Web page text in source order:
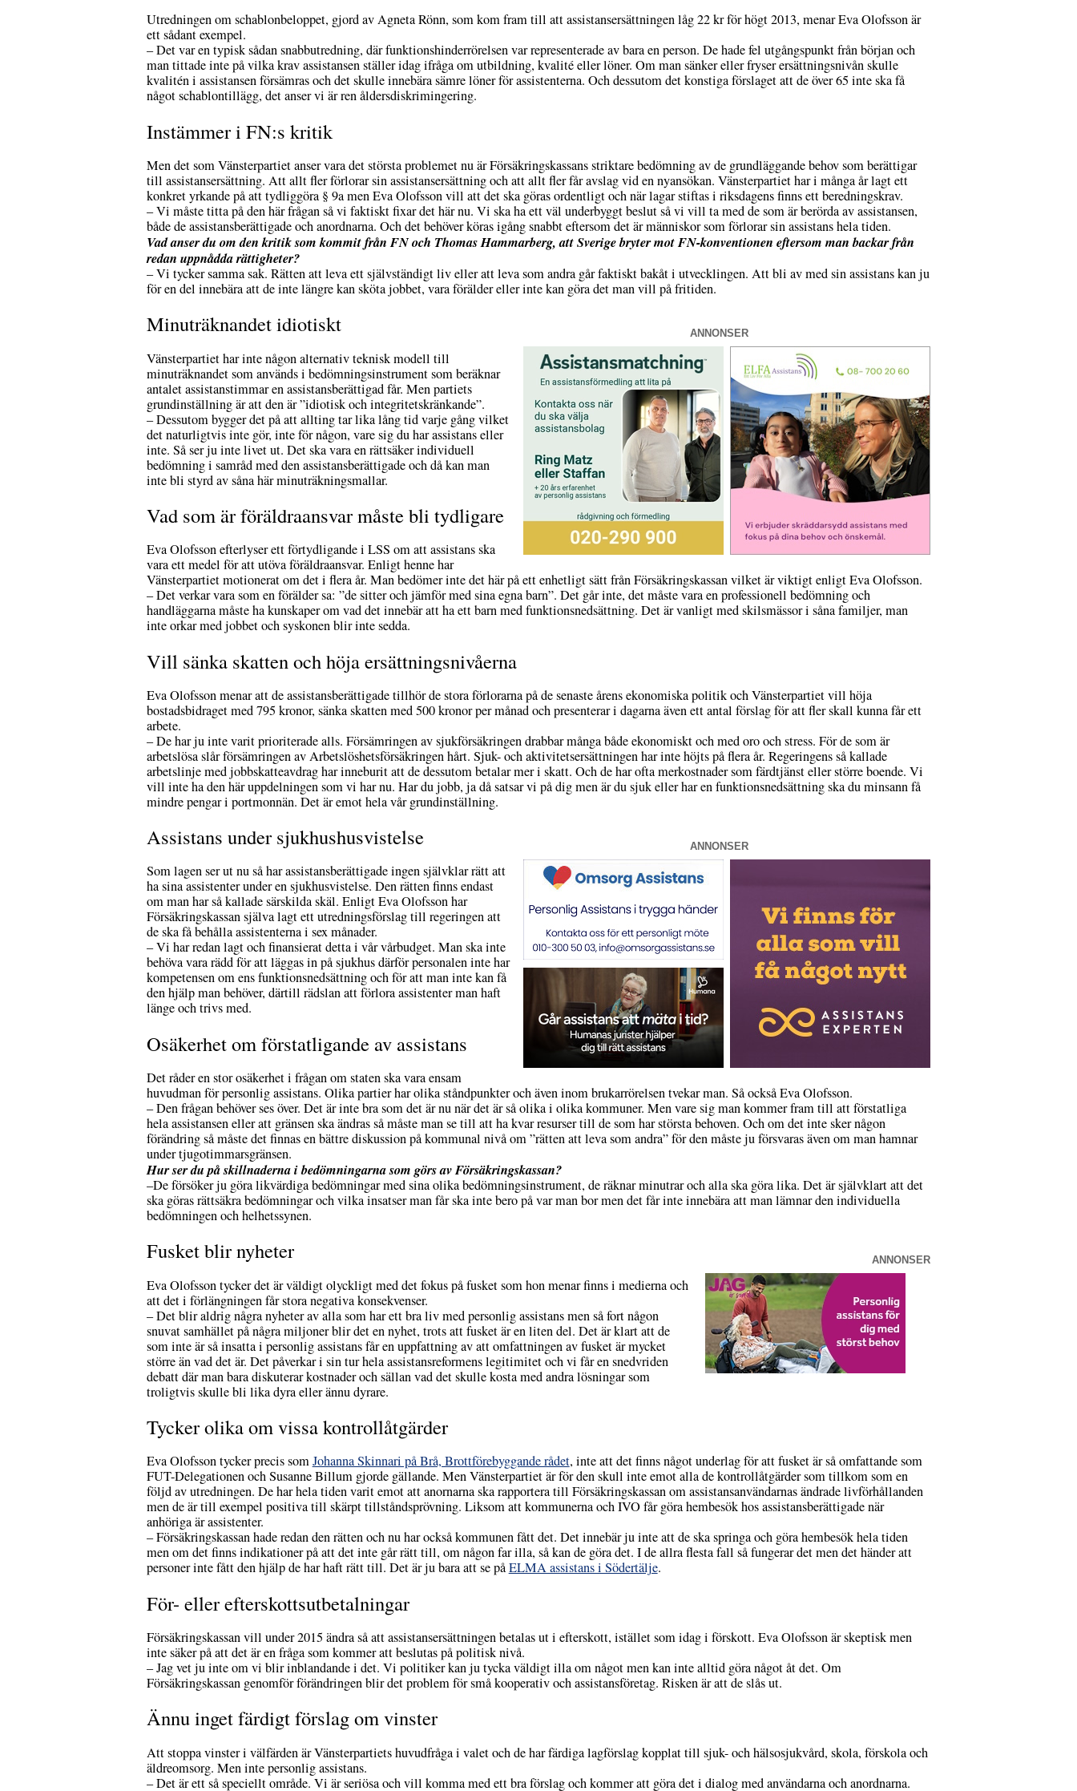
Utredningen om schablonbeloppet, gjord av Agneta Rönn, som kom fram till att assistansersättningen låg 22 kr för högt 2013, menar Eva Olofsson är
ett sådant exempel.
– Det var en typisk sådan snabbutredning, där funktionshinderrörelsen var representerade av bara en person. De hade fel utgångspunkt från början och
man tittade inte på vilka krav assistansen ställer idag ifråga om utbildning, kvalité eller löner. Om man sänker eller fryser ersättningsnivån skulle
kvalitén i assistansen försämras och det skulle innebära sämre löner för assistenterna. Och dessutom det konstiga förslaget att de över 65 inte ska få
något schablontillägg, det anser vi är ren åldersdiskrimingering.
Instämmer i FN:s kritik
Men det som Vänsterpartiet anser vara det största problemet nu är Försäkringskassans striktare bedömning av de grundläggande behov som berättigar
till assistansersättning. Att allt fler förlorar sin assistansersättning och att allt fler får avslag vid en nyansökan. Vänsterpartiet har i många år lagt ett
konkret yrkande på att tydliggöra § 9a men Eva Olofsson vill att det ska göras ordentligt och när lagar stiftas i riksdagens finns ett beredningskrav.
– Vi måste titta på den här frågan så vi faktiskt fixar det här nu. Vi ska ha ett väl underbyggt beslut så vi vill ta med de som är berörda av assistansen,
både de assistansberättigade och anordnarna. Och det behöver köras igång snabbt eftersom det är människor som förlorar sin assistans hela tiden.
Vad anser du om den kritik som kommit från FN och Thomas Hammarberg, att Sverige bryter mot FN-konventionen eftersom man backar från
redan uppnådda rättigheter?
– Vi tycker samma sak. Rätten att leva ett självständigt liv eller att leva som andra går faktiskt bakåt i utvecklingen. Att bli av med sin assistans kan ju
för en del innebära att de inte längre kan sköta jobbet, vara förälder eller inte kan göra det man vill på fritiden.
ANNONSER
Minuträknandet idiotiskt
Vänsterpartiet har inte någon alternativ teknisk modell till
minuträknandet som används i bedömningsinstrument som beräknar
antalet assistanstimmar en assistansberättigad får. Men partiets
grundinställning är att den är ”idiotisk och integritetskränkande”.
– Dessutom bygger det på att allting tar lika lång tid varje gång vilket
det naturligtvis inte gör, inte för någon, vare sig du har assistans eller
inte. Så ser ju inte livet ut. Det ska vara en rättsäker individuell
bedömning i samråd med den assistansberättigade och då kan man
inte bli styrd av såna här minuträkningsmallar.
Vad som är föräldraansvar måste bli tydligare
Eva Olofsson efterlyser ett förtydligande i LSS om att assistans ska
vara ett medel för att utöva föräldraansvar. Enligt henne har
Vänsterpartiet motionerat om det i flera år. Man bedömer inte det här på ett enhetligt sätt från Försäkringskassan vilket är viktigt enligt Eva Olofsson.
– Det verkar vara som en förälder sa: ”de sitter och jämför med sina egna barn”. Det går inte, det måste vara en professionell bedömning och
handläggarna måste ha kunskaper om vad det innebär att ha ett barn med funktionsnedsättning. Det är vanligt med skilsmässor i såna familjer, man
inte orkar med jobbet och syskonen blir inte sedda.
Vill sänka skatten och höja ersättningsnivåerna
Eva Olofsson menar att de assistansberättigade tillhör de stora förlorarna på de senaste årens ekonomiska politik och Vänsterpartiet vill höja
bostadsbidraget med 795 kronor, sänka skatten med 500 kronor per månad och presenterar i dagarna även ett antal förslag för att fler skall kunna får ett
arbete.
– De har ju inte varit prioriterade alls. Försämringen av sjukförsäkringen drabbar många både ekonomiskt och med oro och stress. För de som är
arbetslösa slår försämringen av Arbetslöshetsförsäkringen hårt. Sjuk- och aktivitetsersättningen har inte höjts på flera år. Regeringens så kallade
arbetslinje med jobbskatteavdrag har inneburit att de dessutom betalar mer i skatt. Och de har ofta merkostnader som färdtjänst eller större boende. Vi
vill inte ha den här uppdelningen som vi har nu. Har du jobb, ja då satsar vi på dig men är du sjuk eller har en funktionsnedsättning ska du minsann få
mindre pengar i portmonnän. Det är emot hela vår grundinställning.
ANNONSER
Assistans under sjukhushusvistelse
Som lagen ser ut nu så har assistansberättigade ingen självklar rätt att
ha sina assistenter under en sjukhusvistelse. Den rätten finns endast
om man har så kallade särskilda skäl. Enligt Eva Olofsson har
Försäkringskassan själva lagt ett utredningsförslag till regeringen att
de ska få behålla assistenterna i sex månader.
– Vi har redan lagt och finansierat detta i vår vårbudget. Man ska inte
behöva vara rädd för att läggas in på sjukhus därför personalen inte har
kompetensen om ens funktionsnedsättning och för att man inte kan få
den hjälp man behöver, därtill rädslan att förlora assistenter man haft
länge och trivs med.
Osäkerhet om förstatligande av assistans
Det råder en stor osäkerhet i frågan om staten ska vara ensam
huvudman för personlig assistans. Olika partier har olika ståndpunkter och även inom brukarrörelsen tvekar man. Så också Eva Olofsson.
– Den frågan behöver ses över. Det är inte bra som det är nu när det är så olika i olika kommuner. Men vare sig man kommer fram till att förstatliga
hela assistansen eller att gränsen ska ändras så måste man se till att ha kvar resurser till de som har största behoven. Och om det inte sker någon
förändring så måste det finnas en bättre diskussion på kommunal nivå om ”rätten att leva som andra” för den måste ju försvaras även om man hamnar
under tjugotimmarsgränsen.
Hur ser du på skillnaderna i bedömningarna som görs av Försäkringskassan?
–De försöker ju göra likvärdiga bedömningar med sina olika bedömningsinstrument, de räknar minutrar och alla ska göra lika. Det är självklart att det
ska göras rättsäkra bedömningar och vilka insatser man får ska inte bero på var man bor men det får inte innebära att man lämnar den individuella
bedömningen och helhetssynen.
ANNONSER
Fusket blir nyheter
Eva Olofsson tycker det är väldigt olyckligt med det fokus på fusket som hon menar finns i medierna och
att det i förlängningen får stora negativa konsekvenser.
– Det blir aldrig några nyheter av alla som har ett bra liv med personlig assistans men så fort någon
snuvat samhället på några miljoner blir det en nyhet, trots att fusket är en liten del. Det är klart att de
som inte är så insatta i personlig assistans får en uppfattning av att omfattningen av fusket är mycket
större än vad det är. Det påverkar i sin tur hela assistansreformens legitimitet och vi får en snedvriden
debatt där man bara diskuterar kostnader och sällan vad det skulle kosta med andra lösningar som
troligtvis skulle bli lika dyra eller ännu dyrare.
Tycker olika om vissa kontrollåtgärder
Eva Olofsson tycker precis somJohanna Skinnari på Brå, Brottförebyggande rådet, inte att det finns något underlag för att fusket är så omfattande som
FUT-Delegationen och Susanne Billum gjorde gällande. Men Vänsterpartiet är för den skull inte emot alla de kontrollåtgärder som tillkom som en
följd av utredningen. De har hela tiden varit emot att anornarna ska rapportera till Försäkringskassan om assistansanvändarnas ändrade livförhållanden
men de är till exempel positiva till skärpt tillståndsprövning. Liksom att kommunerna och IVO får göra hembesök hos assistansberättigade när
anhöriga är assistenter.
– Försäkringskassan hade redan den rätten och nu har också kommunen fått det. Det innebär ju inte att de ska springa och göra hembesök hela tiden
men om det finns indikationer på att det inte går rätt till, om någon far illa, så kan de göra det. I de allra flesta fall så fungerar det men det händer att
personer inte fått den hjälp de har haft rätt till. Det är ju bara att se påELMA assistans i Södertälje.
För- eller efterskottsutbetalningar
Försäkringskassan vill under 2015 ändra så att assistansersättningen betalas ut i efterskott, istället som idag i förskott. Eva Olofsson är skeptisk men
inte säker på att det är en fråga som kommer att beslutas på politisk nivå.
– Jag vet ju inte om vi blir inblandande i det. Vi politiker kan ju tycka väldigt illa om något men kan inte alltid göra något åt det. Om
Försäkringskassan genomför förändringen blir det problem för små kooperativ och assistansföretag. Risken är att de slås ut.
Ännu inget färdigt förslag om vinster
Att stoppa vinster i välfärden är Vänsterpartiets huvudfråga i valet och de har färdiga lagförslag kopplat till sjuk- och hälsosjukvård, skola, förskola och
äldreomsorg. Men inte personlig assistans.
– Det är ett så speciellt område. Vi är seriösa och vill komma med ett bra förslag och kommer att göra det i dialog med användarna och anordnarna.